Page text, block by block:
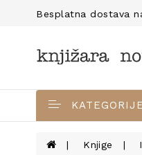
Besplatna dostava
KATEGORIJE
Knjige